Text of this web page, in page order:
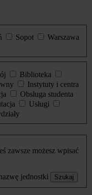
Sopot
Warszawa
Biblioteka
Instytuty i centra
Obsługa studenta
Usługi
zawsze możesz wpisać
jednostki Szukaj